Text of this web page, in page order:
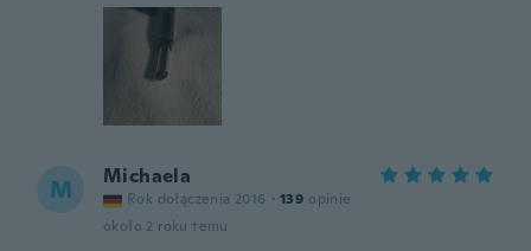
M Michaela
Rok dołączenia 2016 · 139 opinie
około 2 roku temu